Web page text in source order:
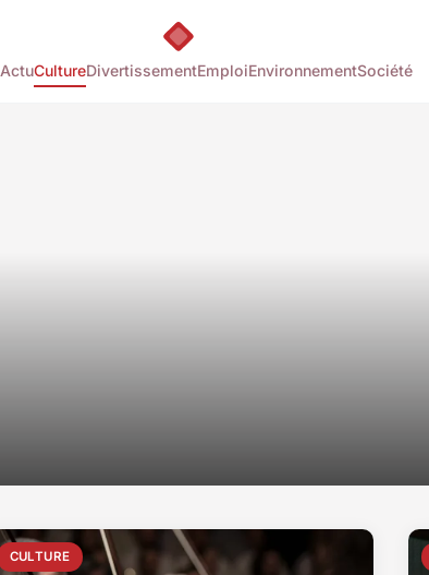
ActuCultureDivertissementEmploiEnvironnementSociété
CULTURE